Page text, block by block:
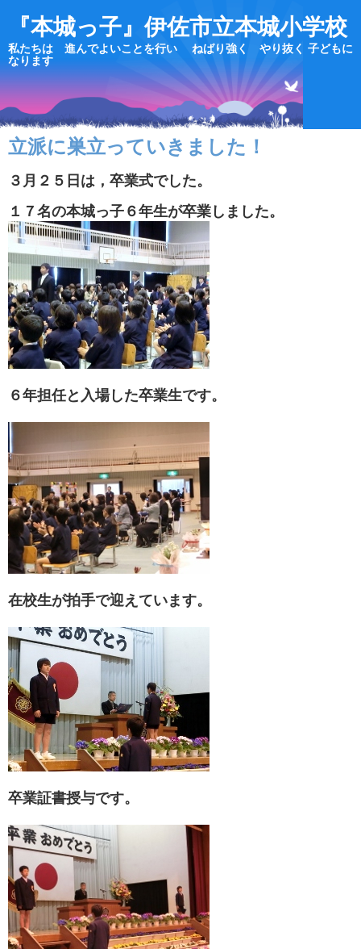
『本城っ子』伊佐市立本城小学校
私たちは 進んでよいことを行い ねばり強く やり抜く 子どもに
なります
立派に巣立っていきました！
３月２５日は，卒業式でした。
１７名の本城っ子６年生が卒業しました。
６年担任と入場した卒業生です。
在校生が拍手で迎えています。
卒業証書授与です。